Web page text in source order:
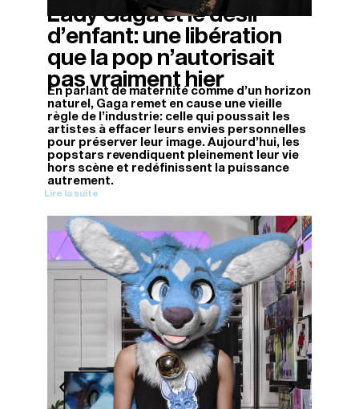
Lady Gaga et le désir
d’enfant: une libération
que la pop n’autorisait
pas vraiment hier
En parlant de maternité comme d'un horizon
naturel, Gaga remet en cause une vieille
règle de l'industrie: celle qui poussait les
artistes à effacer leurs envies personnelles
pour préserver leur image. Aujourd'hui, les
popstars revendiquent pleinement leur vie
hors scène et redéfinissent la puissance
autrement.
Lire la suite